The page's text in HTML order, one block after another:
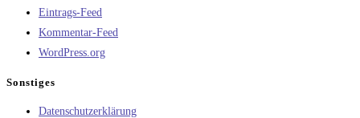
Eintrags-Feed
Kommentar-Feed
WordPress.org
Sonstiges
Datenschutzerklärung